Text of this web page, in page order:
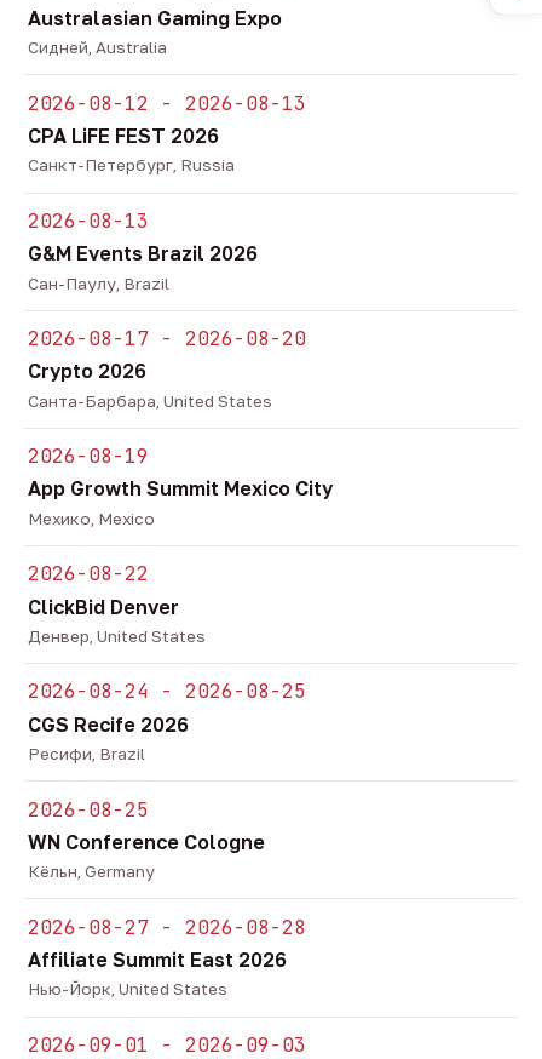
Australasian Gaming Expo
Сидней, Australia
2026-08-12 - 2026-08-13
CPA LiFE FEST 2026
Санкт-Петербург, Russia
2026-08-13
G&M Events Brazil 2026
Сан-Паулу, Brazil
2026-08-17 - 2026-08-20
Crypto 2026
Санта-Барбара, United States
2026-08-19
App Growth Summit Mexico City
Мехико, Mexico
2026-08-22
ClickBid Denver
Денвер, United States
2026-08-24 - 2026-08-25
CGS Recife 2026
Ресифи, Brazil
2026-08-25
WN Conference Cologne
Кёльн, Germany
2026-08-27 - 2026-08-28
Affiliate Summit East 2026
Нью-Йорк, United States
2026-09-01 - 2026-09-03